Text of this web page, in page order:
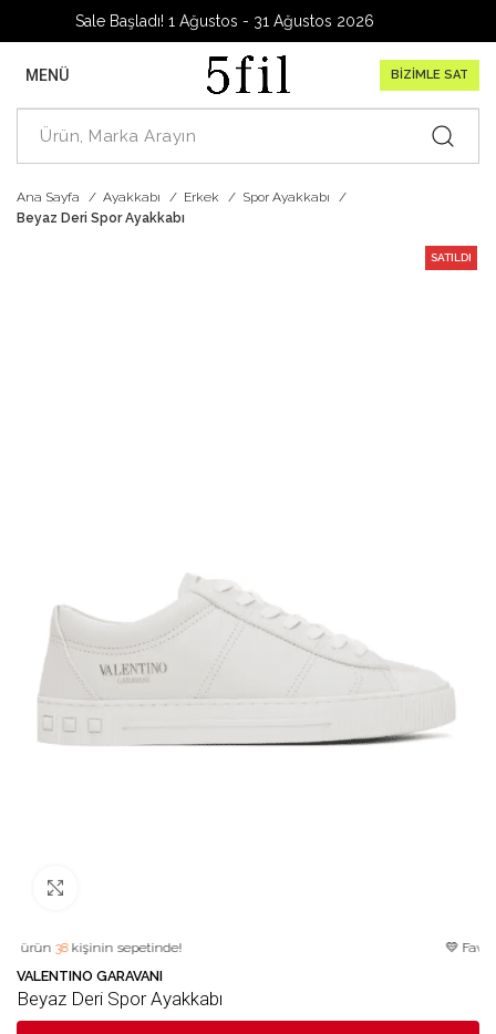
Sale Başladı! 1 Ağustos - 31 Ağustos 2026
MENÜ BİZİMLE SAT
Ana Sayfa Ayakkabı Erkek
Spor Ayakkabı
Beyaz Deri Spor Ayakkabı
SATILDI
kişinin sepetinde! 💛 Favori ürün!
VALENTINO GARAVANI
Beyaz Deri Spor Ayakkabı